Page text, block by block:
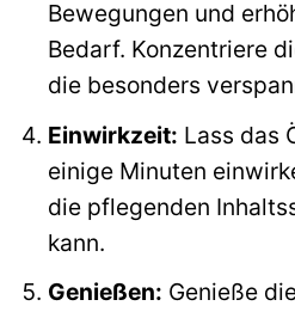
Bewegungen und
Bedarf. Konzentriere
die besonders
Einwirkzeit: Lass das
einige Minuten
die pflegenden
kann.
Genießen: Genieße